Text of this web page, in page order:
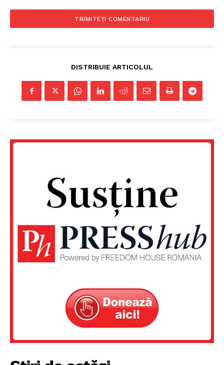
DISTRIBUIE ARTICOLUL